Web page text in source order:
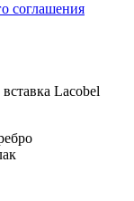
соглашения
Lacobel